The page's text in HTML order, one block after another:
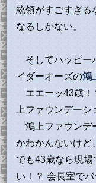
統領がすごすぎる
なるしかない。
そしてハッピー
イダーオーズの鴻
エエーッ43歳！
上ファウンデー
鴻上ファウンデ
かわかんないけど
でも43歳なら現
い！？ 会長室で